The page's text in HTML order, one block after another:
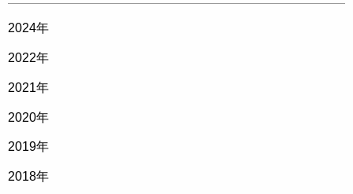
2024年
2022年
2021年
2020年
2019年
2018年